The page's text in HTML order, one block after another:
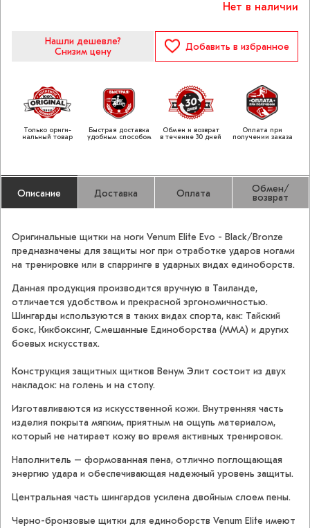
Нет в наличии
Нашли дешевле?
Снизим цену
Добавить в избранное
Только ориги­
нальный товар
Быстрая доставка
удобным способом
Обмен и возврат
в течение 30 дней
Оплата при
получении заказа
Описание Доставка Оплата Обмен/
возврат
Оригинальные щитки на ноги Venum Elite Evo - Black/Bronze
предназначены для защиты ног при отработке ударов ногами
на тренировке или в спарринге в ударных видах единоборств.
Данная продукция производится вручную в Таиланде,
отличается удобством и прекрасной эргономичностью.
Шингарды используются в таких видах спорта, как: Тайский
бокс, Кикбоксинг, Cмешанные Единоборства (ММА) и других
боевых искусствах.
Конструкция защитных щитков Венум Элит состоит из двух
накладок: на голень и на стопу.
Изготавливаются из искусственной кожи. Внутренняя часть
изделия покрыта мягким, приятным на ощупь материалом,
который не натирает кожу во время активных тренировок.
Наполнитель – формованная пена, отлично поглощающая
энергию удара и обеспечивающая надежный уровень защиты.
Центральная часть шингардов усилена двойным слоем пены.
Черно-бронзовые щитки для единоборств Venum Elite имеют